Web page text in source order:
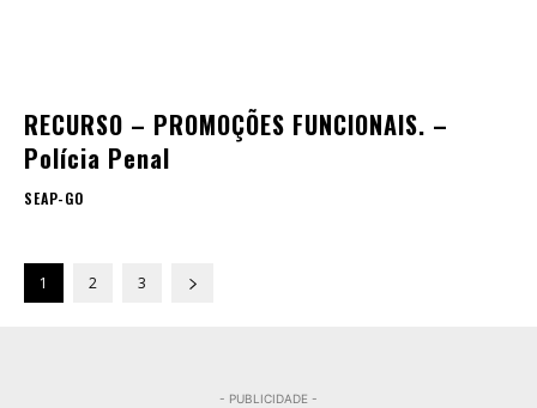
RECURSO – PROMOÇÕES FUNCIONAIS. –
Polícia Penal
SEAP-GO
1 2 3
- PUBLICIDADE -